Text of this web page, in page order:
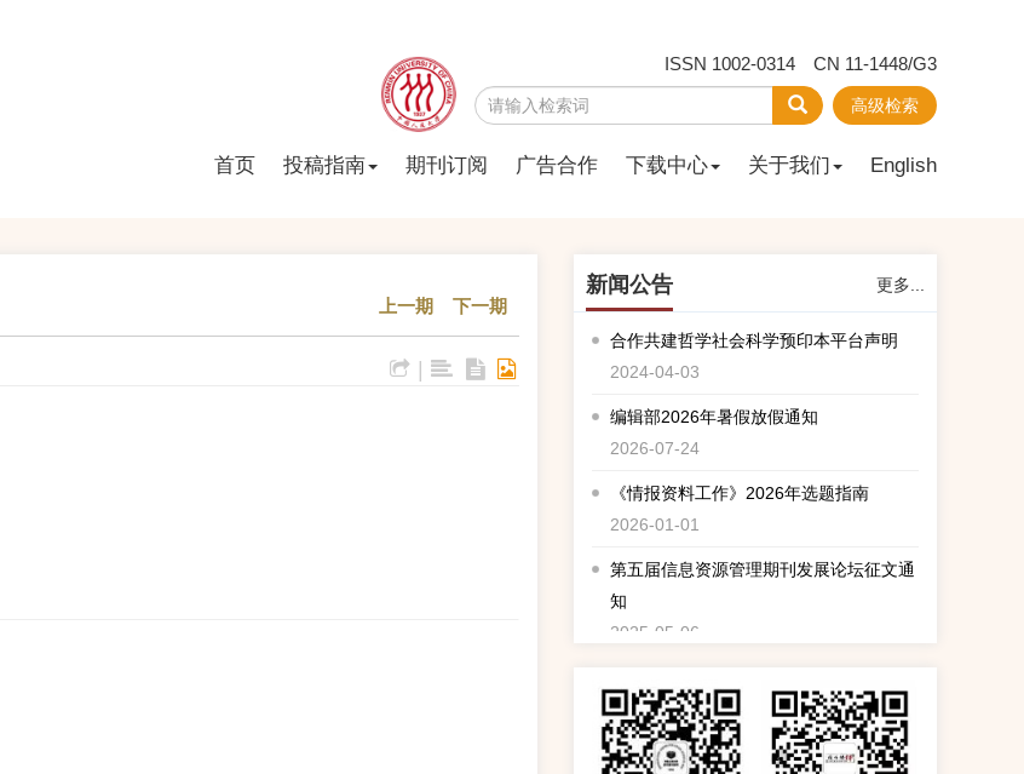
ISSN 1002-0314 CN 11-1448/G3
高级检索
首页 投稿指南 期刊订阅 广告合作 下载中心 关于我们 English
上一期 下一期
新闻公告 更多...
合作共建哲学社会科学预印本平台声明
2024-04-03
编辑部2026年暑假放假通知
2026-07-24
《情报资料工作》2026年选题指南
2026-01-01
第五届信息资源管理期刊发展论坛征文通
知
2025-05-06
知
2024-09-11